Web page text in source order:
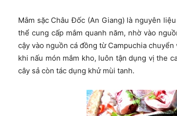
Mắm sặc Châu Đốc (An Giang) là nguyên
thể cung cấp mắm quanh năm, nhờ vào
cậy vào nguồn cá đồng từ Campuchia
khi nấu món mắm kho, luôn tận dụng vị the
cây sả còn tác dụng khử mùi tanh.